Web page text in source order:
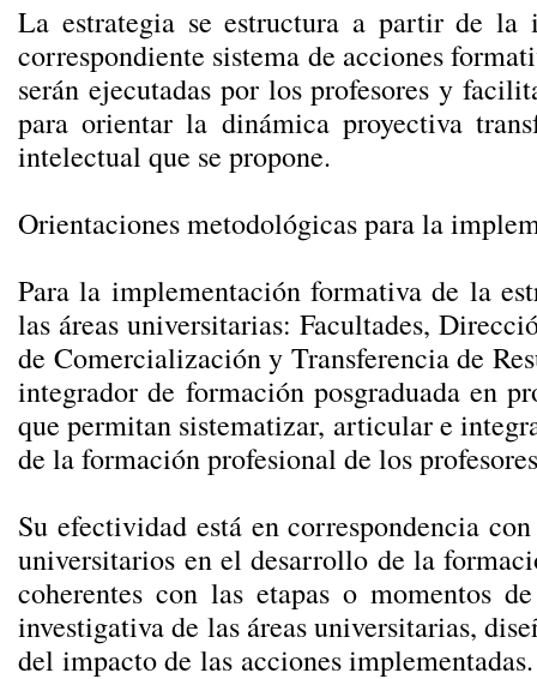
La estrategia se estructura a partir de la
correspondiente sistema de acciones
serán ejecutadas por los profesores y
para orientar la dinámica proyectiva
intelectual que se propone.
Orientaciones metodológicas para la
Para la implementación formativa de la
las áreas universitarias: Facultades,
de Comercialización y Transferencia de
integrador de formación posgraduada en
que permitan sistematizar, articular e
de la formación profesional de los
Su efectividad está en correspondencia
universitarios en el desarrollo de la
coherentes con las etapas o momentos
investigativa de las áreas universitarias,
del impacto de las acciones